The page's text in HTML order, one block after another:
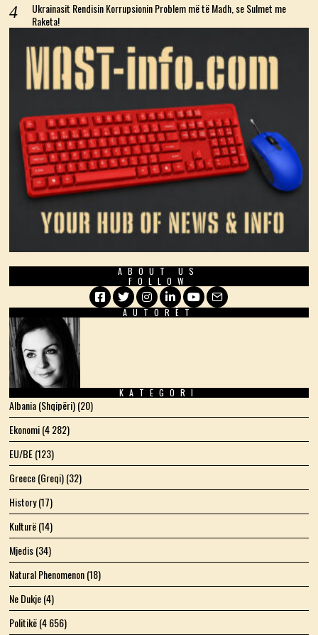
Ukrainasit Rendisin Korrupsionin Problem më të Madh, se Sulmet me
Raketa!
ABOUT US
FOLLOW
Facebook
TwitterInstagram
LinkedIn
YouTube
Email
AUTORËT
KATEGORI
Albania (Shqipëri)(20)
Ekonomi(4 282)
EU/BE(123)
Greece (Greqi)(32)
History(17)
Kulturë(14)
Mjedis(34)
Natural Phenomenon(18)
Ne Dukje(4)
Politikë(4 656)